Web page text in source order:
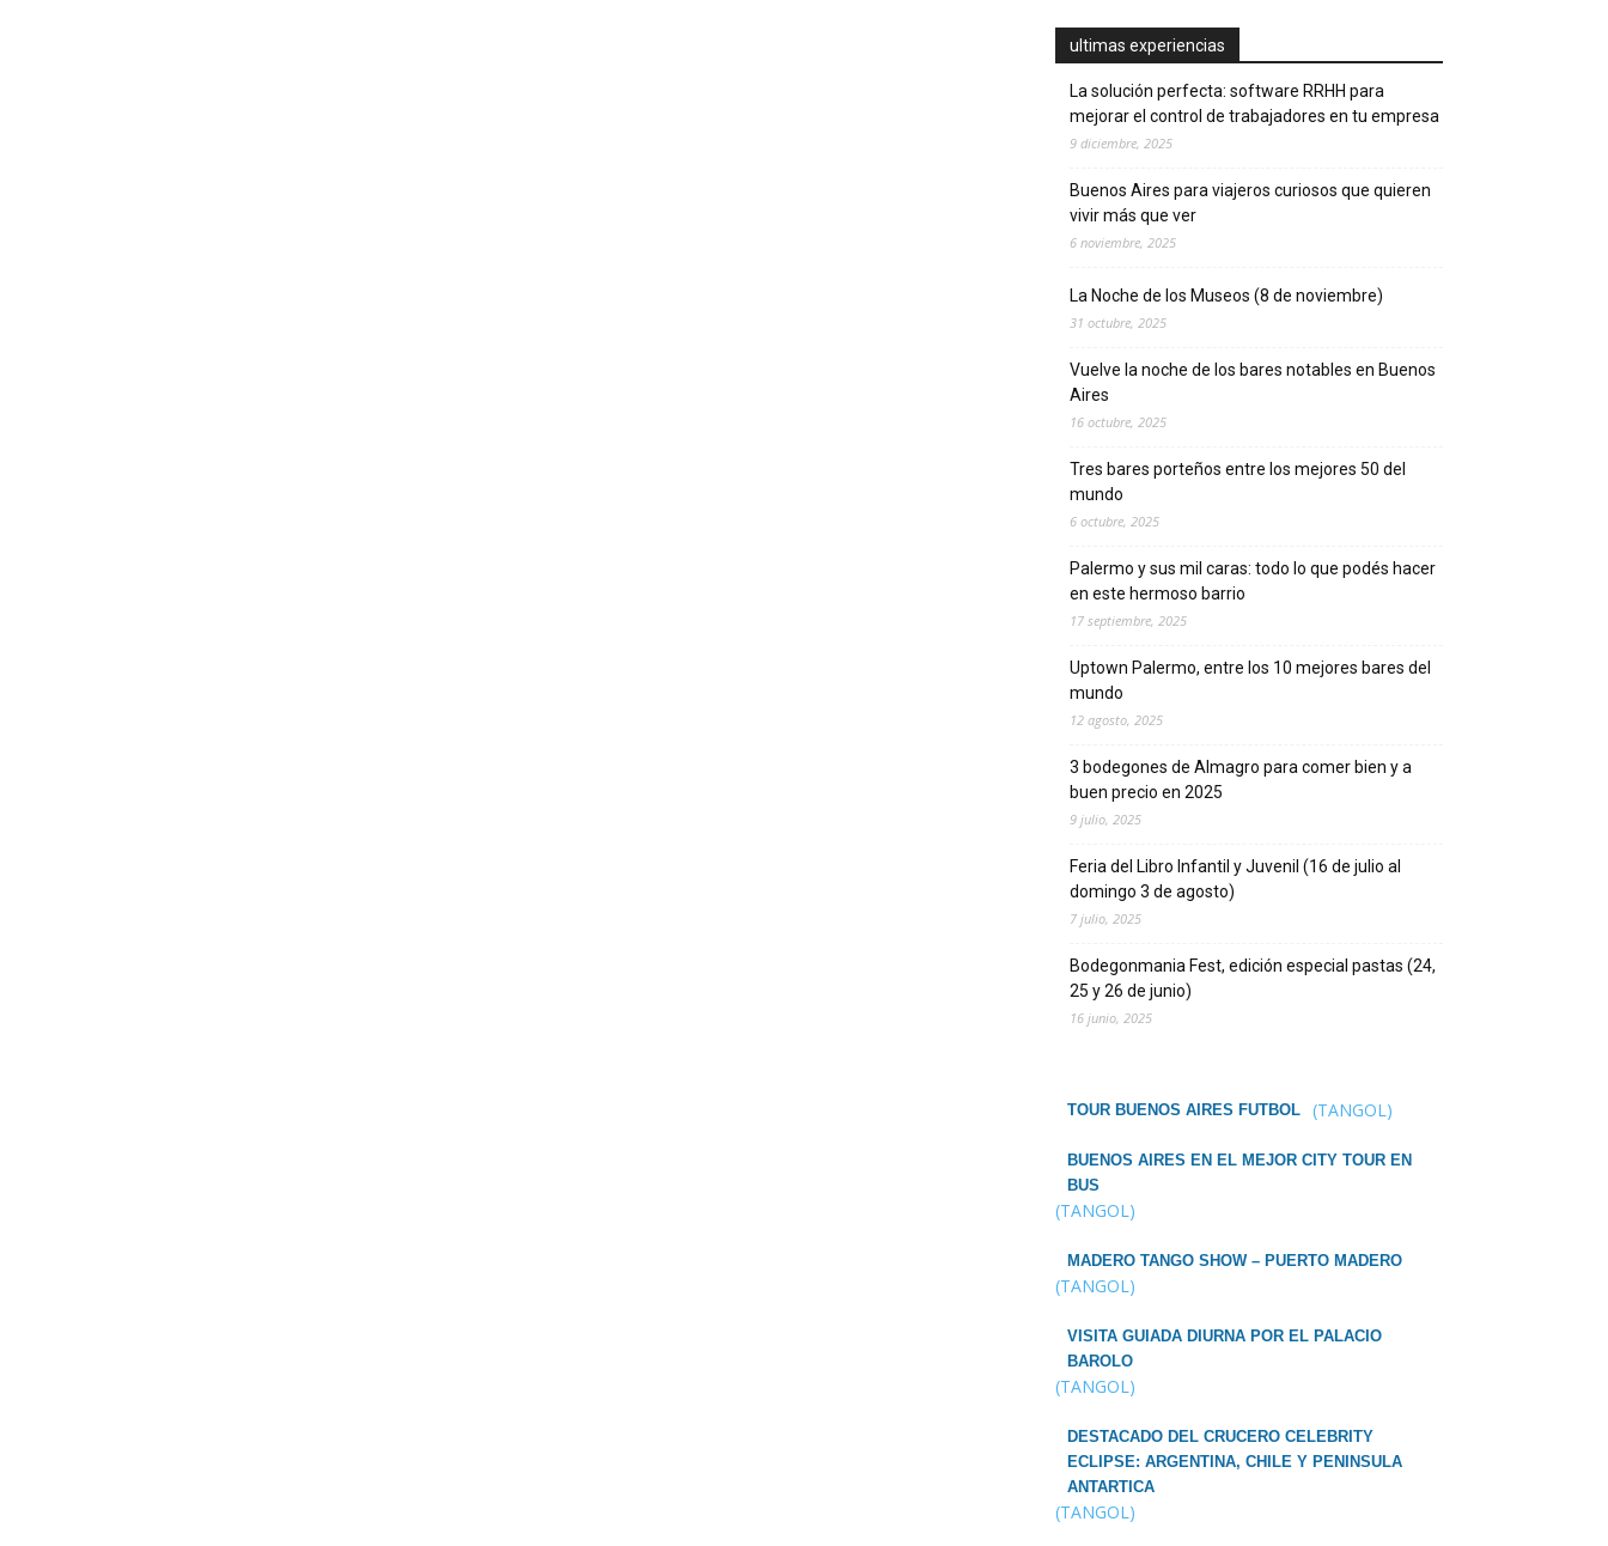
ultimas experiencias
La solución perfecta: software RRHH para
mejorar el control de trabajadores en tu empresa
9 diciembre, 2025
Buenos Aires para viajeros curiosos que quieren
vivir más que ver
6 noviembre, 2025
La Noche de los Museos (8 de noviembre)
31 octubre, 2025
Vuelve la noche de los bares notables en Buenos
Aires
16 octubre, 2025
Tres bares porteños entre los mejores 50 del
mundo
6 octubre, 2025
Palermo y sus mil caras: todo lo que podés hacer
en este hermoso barrio
17 septiembre, 2025
Uptown Palermo, entre los 10 mejores bares del
mundo
12 agosto, 2025
3 bodegones de Almagro para comer bien y a
buen precio en 2025
9 julio, 2025
Feria del Libro Infantil y Juvenil (16 de julio al
domingo 3 de agosto)
7 julio, 2025
Bodegonmania Fest, edición especial pastas (24,
25 y 26 de junio)
16 junio, 2025
TOUR BUENOS AIRES FUTBOL (TANGOL)
BUENOS AIRES EN EL MEJOR CITY TOUR EN
BUS
(TANGOL)
MADERO TANGO SHOW – PUERTO MADERO
(TANGOL)
VISITA GUIADA DIURNA POR EL PALACIO
BAROLO
(TANGOL)
DESTACADO DEL CRUCERO CELEBRITY
ECLIPSE: ARGENTINA, CHILE Y PENINSULA
ANTARTICA
(TANGOL)